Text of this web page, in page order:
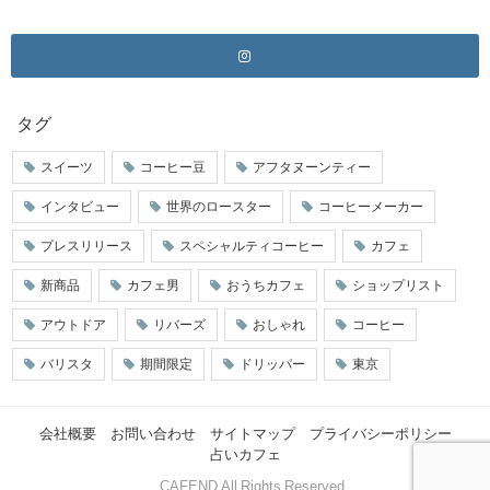
タグ
スイーツ コーヒー豆 アフタヌーンティー
インタビュー 世界のロースター コーヒーメーカー
プレスリリース スペシャルティコーヒー カフェ
新商品 カフェ男 おうちカフェ ショップリスト
アウトドア リバーズ おしゃれ コーヒー
バリスタ 期間限定 ドリッパー 東京
会社概要 お問い合わせ サイトマップ
プライバシーポリシー
占いカフェ
© CAFEND All Rights Reserved.